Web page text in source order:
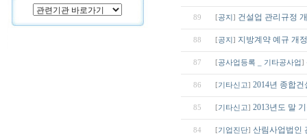
89 [공지 ] 건설업 관리규정
88 [공지 ] 지방계약 예규 개
87 [공사업등록 _ 기타공사업]
86 [기타신고] 2014년 종합
85 [기타신고] 2013년도 말
84 [기업진단] 산림사업법인